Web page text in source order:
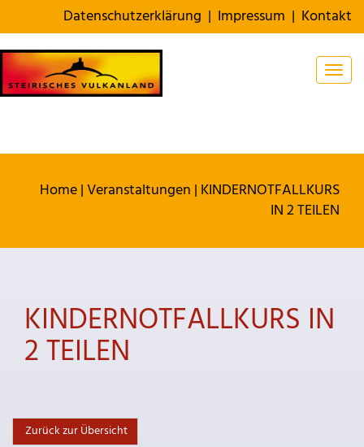
Datenschutzerklärung | Impressum | Kontakt
Home|Veranstaltungen | KINDERNOTFALLKURS
IN 2 TEILEN
KINDERNOTFALLKURS IN
2 TEILEN
Zurück zur Übersicht